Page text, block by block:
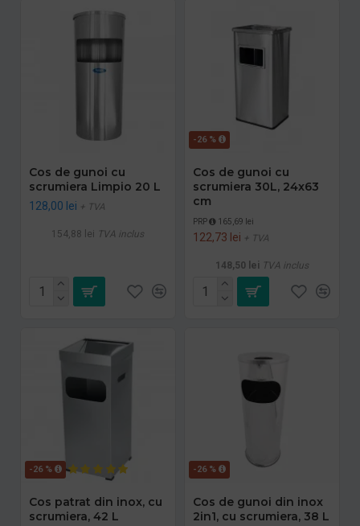
Cos de gunoi cu
scrumiera Limpio 20 L
128,00 lei + TVA
154,88 lei TVA inclus
-26 %
Cos de gunoi cu
scrumiera 30L, 24x63
cm
PRP 165,69 lei
122,73 lei + TVA
148,50 lei TVA inclus
-26 %
Cos patrat din inox, cu
scrumiera, 42 L
-26 %
Cos de gunoi din inox
2in1, cu scrumiera, 38 L